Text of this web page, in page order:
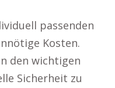
passenden
Kosten.
den wichtigen
Sicherheit zu